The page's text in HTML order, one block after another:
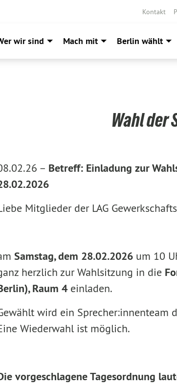
Kontakt
wir sind Mach mit Berlin wählt
Wahl der
– Betreff: Einladung zur
Mitglieder der LAG
Samstag, dem 28.02.2026 um 10
herzlich zur Wahlsitzung in die
Raum 4 einladen.
wird ein Sprecher:innenteam
Wiederwahl ist möglich.
vorgeschlagene Tagesordnung